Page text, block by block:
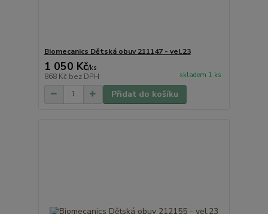
Biomecanics Dětská obuv 211147 - vel.23
1 050 Kč/ks
868 Kč bez DPH skladem 1 ks
Přidat do košíku